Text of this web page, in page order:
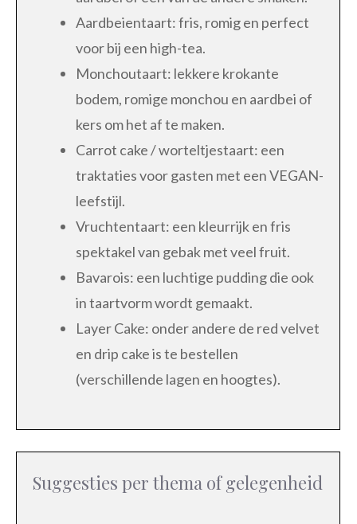
Aardbeientaart: fris, romig en perfect
voor bij een high-tea.
Monchoutaart: lekkere krokante
bodem, romige monchou en aardbei of
kers om het af te maken.
Carrot cake / worteltjestaart: een
traktaties voor gasten met een VEGAN-
leefstijl.
Vruchtentaart: een kleurrijk en fris
spektakel van gebak met veel fruit.
Bavarois: een luchtige pudding die ook
in taartvorm wordt gemaakt.
Layer Cake: onder andere de red velvet
en drip cake is te bestellen
(verschillende lagen en hoogtes).
Suggesties per thema of gelegenheid